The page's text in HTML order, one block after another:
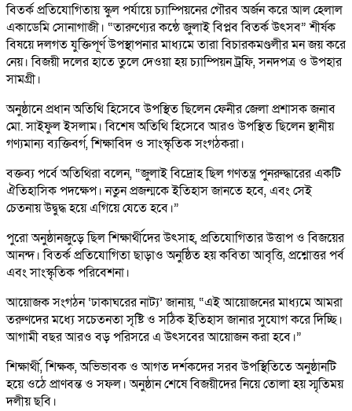
বিতর্ক প্রতিযোগিতায় স্কুল পর্যায়ে চ্যাম্পিয়নের গৌরব অর্জন করে আল হেলাল
একাডেমি সোনাগাজী। “তারুণ্যের কন্ঠে জুলাই বিপ্লব বিতর্ক উৎসব” শীর্ষক
বিষয়ে দলগত যুক্তিপূর্ণ উপস্থাপনার মাধ্যমে তারা বিচারকমণ্ডলীর মন জয় করে
নেয়। বিজয়ী দলের হাতে তুলে দেওয়া হয় চ্যাম্পিয়ন ট্রফি, সনদপত্র ও উপহার
সামগ্রী।
অনুষ্ঠানে প্রধান অতিথি হিসেবে উপস্থিত ছিলেন ফেনীর জেলা প্রশাসক জনাব
মো. সাইফুল ইসলাম। বিশেষ অতিথি হিসেবে আরও উপস্থিত ছিলেন স্থানীয়
গণ্যমান্য ব্যক্তিবর্গ, শিক্ষাবিদ ও সাংস্কৃতিক সংগঠকরা।
বক্তব্য পর্বে অতিথিরা বলেন, “জুলাই বিদ্রোহ ছিল গণতন্ত্র পুনরুদ্ধারের একটি
ঐতিহাসিক পদক্ষেপ। নতুন প্রজন্মকে ইতিহাস জানতে হবে, এবং সেই
চেতনায় উদ্বুদ্ধ হয়ে এগিয়ে যেতে হবে।”
পুরো অনুষ্ঠানজুড়ে ছিল শিক্ষার্থীদের উৎসাহ, প্রতিযোগিতার উত্তাপ ও বিজয়ের
আনন্দ। বিতর্ক প্রতিযোগিতা ছাড়াও অনুষ্ঠিত হয় কবিতা আবৃত্তি, প্রশ্নোত্তর পর্ব
এবং সাংস্কৃতিক পরিবেশনা।
আয়োজক সংগঠন ‘ঢাকাঘরের নাট্য’ জানায়, “এই আয়োজনের মাধ্যমে আমরা
তরুণদের মধ্যে সচেতনতা সৃষ্টি ও সঠিক ইতিহাস জানার সুযোগ করে দিচ্ছি।
আগামী বছর আরও বড় পরিসরে এ উৎসবের আয়োজন করা হবে।”
শিক্ষার্থী, শিক্ষক, অভিভাবক ও আগত দর্শকদের সরব উপস্থিতিতে অনুষ্ঠানটি
হয়ে ওঠে প্রাণবন্ত ও সফল। অনুষ্ঠান শেষে বিজয়ীদের নিয়ে তোলা হয় স্মৃতিময়
দলীয় ছবি।